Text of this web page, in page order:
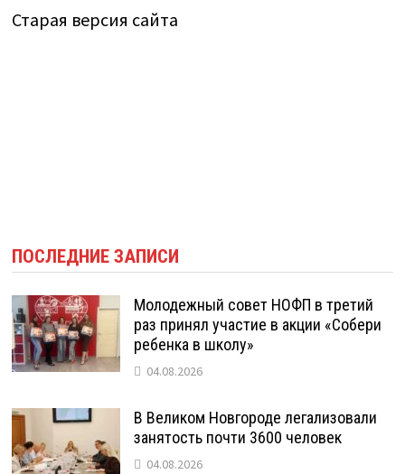
Старая версия сайта
ПОСЛЕДНИЕ ЗАПИСИ
Молодежный совет НОФП в третий
раз принял участие в акции «Собери
ребенка в школу»
04.08.2026
В Великом Новгороде легализовали
занятость почти 3600 человек
04.08.2026